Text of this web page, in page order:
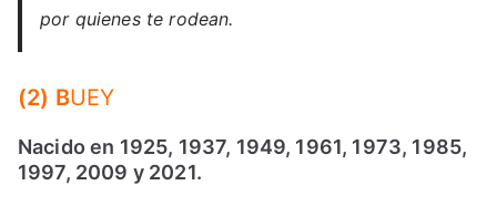
por quienes te rodean.
(2) BUEY
Nacido en 1925, 1937, 1949, 1961, 1973, 1985,
1997, 2009 y 2021.